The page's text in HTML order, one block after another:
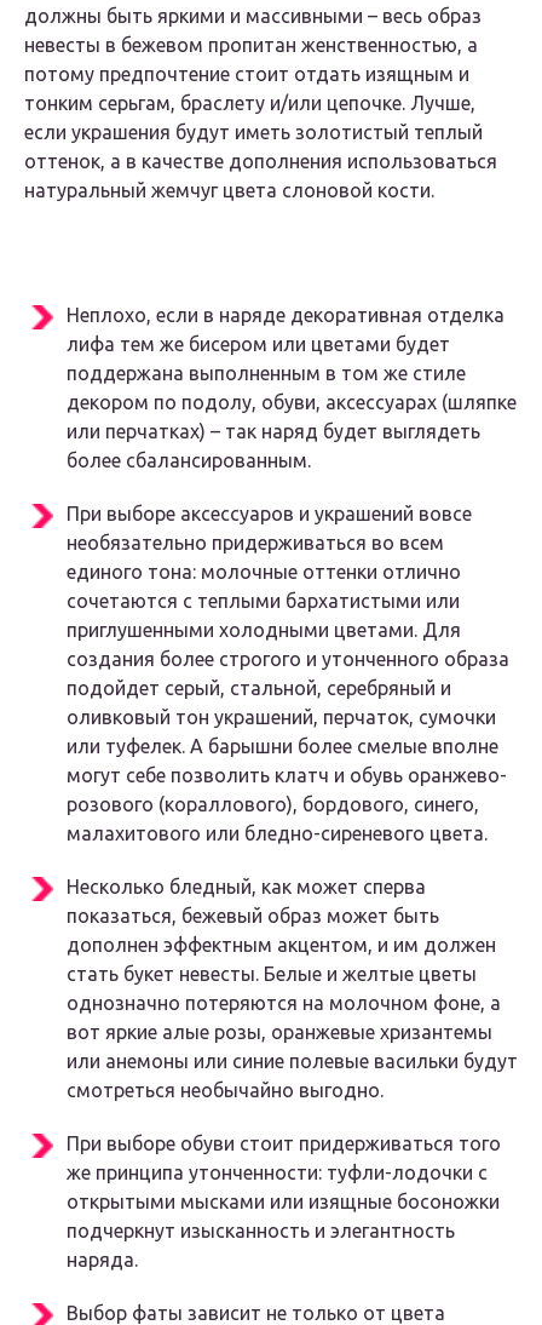
должны быть яркими и массивными – весь образ
невесты в бежевом пропитан женственностью, а
потому предпочтение стоит отдать изящным и
тонким серьгам, браслету и/или цепочке. Лучше,
если украшения будут иметь золотистый теплый
оттенок, а в качестве дополнения использоваться
натуральный жемчуг цвета слоновой кости.
Неплохо, если в наряде декоративная отделка
лифа тем же бисером или цветами будет
поддержана выполненным в том же стиле
декором по подолу, обуви, аксессуарах (шляпке
или перчатках) – так наряд будет выглядеть
более сбалансированным.
При выборе аксессуаров и украшений вовсе
необязательно придерживаться во всем
единого тона: молочные оттенки отлично
сочетаются с теплыми бархатистыми или
приглушенными холодными цветами. Для
создания более строгого и утонченного образа
подойдет серый, стальной, серебряный и
оливковый тон украшений, перчаток, сумочки
или туфелек. А барышни более смелые вполне
могут себе позволить клатч и обувь оранжево-
розового (кораллового), бордового, синего,
малахитового или бледно-сиреневого цвета.
Несколько бледный, как может сперва
показаться, бежевый образ может быть
дополнен эффектным акцентом, и им должен
стать букет невесты. Белые и желтые цветы
однозначно потеряются на молочном фоне, а
вот яркие алые розы, оранжевые хризантемы
или анемоны или синие полевые васильки будут
смотреться необычайно выгодно.
При выборе обуви стоит придерживаться того
же принципа утонченности: туфли-лодочки с
открытыми мысками или изящные босоножки
подчеркнут изысканность и элегантность
наряда.
Выбор фаты зависит не только от цвета